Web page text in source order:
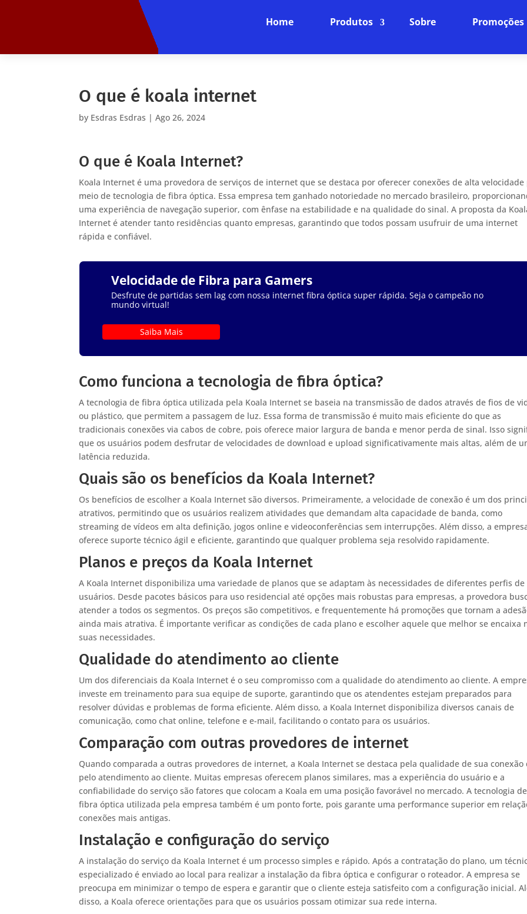
Home Produtos Sobre Promoções
O que é koala internet
by Esdras Esdras |Ago 26, 2024
O que é Koala Internet?
Koala Internet é uma provedora de serviços de internet que se destaca por oferecer conexões de alta velocidade
meio de tecnologia de fibra óptica. Essa empresa tem ganhado notoriedade no mercado brasileiro,
uma experiência de navegação superior, com ênfase na estabilidade e na qualidade do sinal. A proposta da
Internet é atender tanto residências quanto empresas, garantindo que todos possam usufruir de uma internet
rápida e confiável.
Velocidade de Fibra para Gamers
Desfrute de partidas sem lag com nossa internet fibra óptica super rápida. Seja o campeão no
mundo virtual!
Saiba Mais
Como funciona a tecnologia de fibra óptica?
A tecnologia de fibra óptica utilizada pela Koala Internet se baseia na transmissão de dados através de fios de
ou plástico, que permitem a passagem de luz. Essa forma de transmissão é muito mais eficiente do que as
tradicionais conexões via cabos de cobre, pois oferece maior largura de banda e menor perda de sinal. Isso
que os usuários podem desfrutar de velocidades de download e upload significativamente mais altas, além de
latência reduzida.
Quais são os benefícios da Koala Internet?
Os benefícios de escolher a Koala Internet são diversos. Primeiramente, a velocidade de conexão é um dos
atrativos, permitindo que os usuários realizem atividades que demandam alta capacidade de banda, como
streaming de vídeos em alta definição, jogos online e videoconferências sem interrupções. Além disso, a
oferece suporte técnico ágil e eficiente, garantindo que qualquer problema seja resolvido rapidamente.
Planos e preços da Koala Internet
A Koala Internet disponibiliza uma variedade de planos que se adaptam às necessidades de diferentes perfis de
usuários. Desde pacotes básicos para uso residencial até opções mais robustas para empresas, a provedora
atender a todos os segmentos. Os preços são competitivos, e frequentemente há promoções que tornam a
ainda mais atrativa. É importante verificar as condições de cada plano e escolher aquele que melhor se encaixa
suas necessidades.
Qualidade do atendimento ao cliente
Um dos diferenciais da Koala Internet é o seu compromisso com a qualidade do atendimento ao cliente. A
investe em treinamento para sua equipe de suporte, garantindo que os atendentes estejam preparados para
resolver dúvidas e problemas de forma eficiente. Além disso, a Koala Internet disponibiliza diversos canais de
comunicação, como chat online, telefone e e-mail, facilitando o contato para os usuários.
Comparação com outras provedores de internet
Quando comparada a outras provedores de internet, a Koala Internet se destaca pela qualidade de sua conexão
pelo atendimento ao cliente. Muitas empresas oferecem planos similares, mas a experiência do usuário e a
confiabilidade do serviço são fatores que colocam a Koala em uma posição favorável no mercado. A tecnologia de
fibra óptica utilizada pela empresa também é um ponto forte, pois garante uma performance superior em
conexões mais antigas.
Instalação e configuração do serviço
A instalação do serviço da Koala Internet é um processo simples e rápido. Após a contratação do plano, um
especializado é enviado ao local para realizar a instalação da fibra óptica e configurar o roteador. A empresa se
preocupa em minimizar o tempo de espera e garantir que o cliente esteja satisfeito com a configuração inicial.
disso, a Koala oferece orientações para que os usuários possam otimizar sua rede interna.